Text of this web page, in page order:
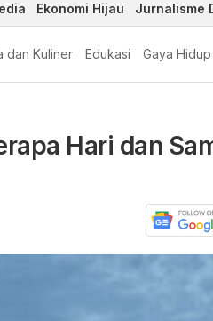
Ekonomi Hijau Jurnalisme
dan Kuliner Edukasi Gaya Hidup
Hari dan